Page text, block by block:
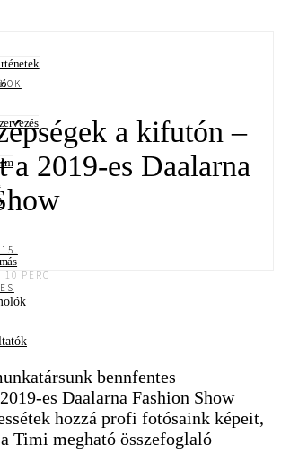
a kifutón –
2019-es Daalarna
10 PERC
bennfentes
es Daalarna Fashion Show
hozzá profi fotósaink képeit,
Timi megható összefoglaló